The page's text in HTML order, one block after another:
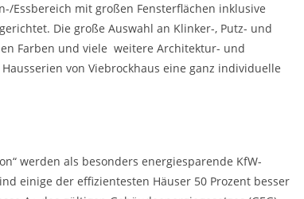
Essbereich mit großen Fensterflächen inklusive
Die große Auswahl an Klinker-, Putz- und
Farben und viele weitere Architektur- und
von Viebrockhaus eine ganz individuelle
werden als besonders energiesparende KfW-
einige der effizientesten Häuser 50 Prozent besser